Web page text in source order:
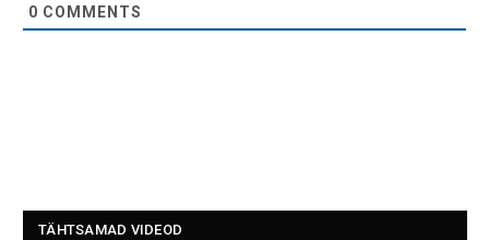
0 COMMENTS
TÄHTSAMAD VIDEOD